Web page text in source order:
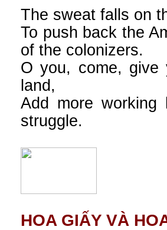
The sweat falls on
To push back the
of the colonizers.
O you, come,
land,
Add more
struggle.
HOA GIẤY VÀ